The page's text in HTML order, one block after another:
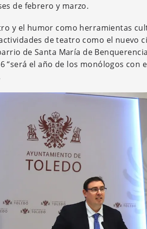
de febrero y marzo.
y el humor como herramientas
de teatro como el nuevo
de Santa María de
“será el año de los monólogos con